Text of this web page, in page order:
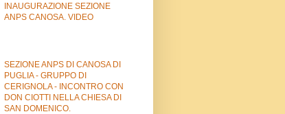
INAUGURAZIONE SEZIONE
ANPS CANOSA. VIDEO
SEZIONE ANPS DI CANOSA DI
PUGLIA - GRUPPO DI
CERIGNOLA - INCONTRO CON
DON CIOTTI NELLA CHIESA DI
SAN DOMENICO.